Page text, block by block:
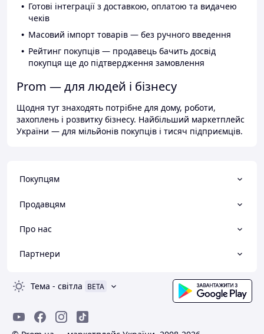
Готові інтеграції з доставкою, оплатою та видачею
чеків
Масовий імпорт товарів — без ручного введення
Рейтинг покупців — продавець бачить досвід
покупця ще до підтвердження замовлення
Prom — для людей і бізнесу
Щодня тут знаходять потрібне для дому, роботи,
захоплень і розвитку бізнесу. Найбільший маркетплейс
України — для мільйонів покупців і тисяч підприємців.
Покупцям
Продавцям
Про нас
Партнери
Тема - світла BETA